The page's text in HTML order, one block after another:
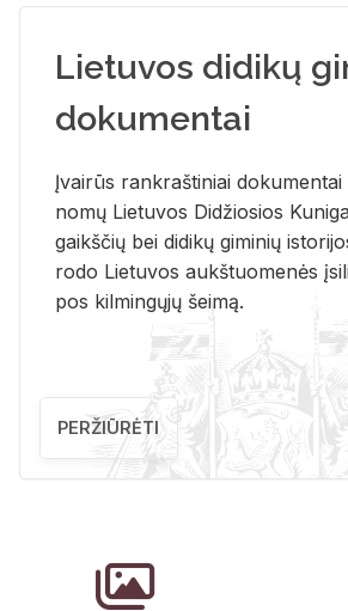
Lietuvos didikų
dokumentai
Įvai­rūs rank­raš­ti­niai
no­mų Lie­tu­vos Di­džio­sios
gaikš­čių bei di­di­kų gi­mi­nių
ro­do Lie­tu­vos aukš­tuo­me­nės
pos kil­min­gų­jų šei­mą.
PERŽIŪRĖTI